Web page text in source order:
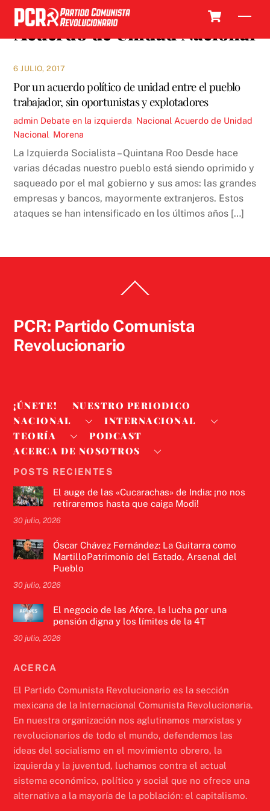
Skip
content
Acuerdo de Unidad Nacional
6 JULIO, 2017
Por un acuerdo político de unidad entre el pueblo
trabajador, sin oportunistas y explotadores
admin Debate en la izquierda Nacional Acuerdo de Unidad
Nacional Morena
La Izquierda Socialista – Quintana Roo Desde hace
varias décadas nuestro pueblo está siendo oprimido y
saqueado por el mal gobierno y sus amos: las grandes
empresas y bancos, mayormente extranjeros. Estos
ataques se han intensificado en los últimos años […]
To
PCR: Partido Comunista
Revolucionario
¡ÚNETE!
NUESTRO PERIODICO
NACIONAL
INTERNACIONAL
TEORÍA
PODCAST
ACERCA DE NOSOTROS
POSTS RECIENTES
El auge de las «Cucarachas» de India: ¡no nos
retiraremos hasta que caiga Modi!
30 julio, 2026
Óscar Chávez Fernández: La Guitarra como
MartilloPatrimonio del Estado, Arsenal del
Pueblo
30 julio, 2026
El negocio de las Afore, la lucha por una
pensión digna y los límites de la 4T
30 julio, 2026
ACERCA
El Partido Comunista Revolucionario es la sección
mexicana de la Internacional Comunista Revolucionaria.
En nuestra organización nos aglutinamos marxistas y
revolucionarios de todo el mundo, defendemos las
ideas del socialismo en el movimiento obrero, la
izquierda y la juventud, luchamos contra el actual
sistema económico, político y social que no ofrece una
alternativa a la mayoría de la población: el capitalismo.